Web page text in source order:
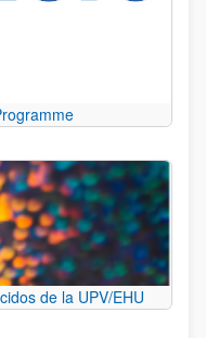
de la UPV/EHU